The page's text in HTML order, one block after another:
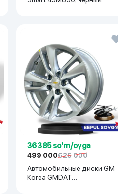
36 385 so'm/oyga
499 000625 000
Автомобильные диски GM
Korea GMDAT